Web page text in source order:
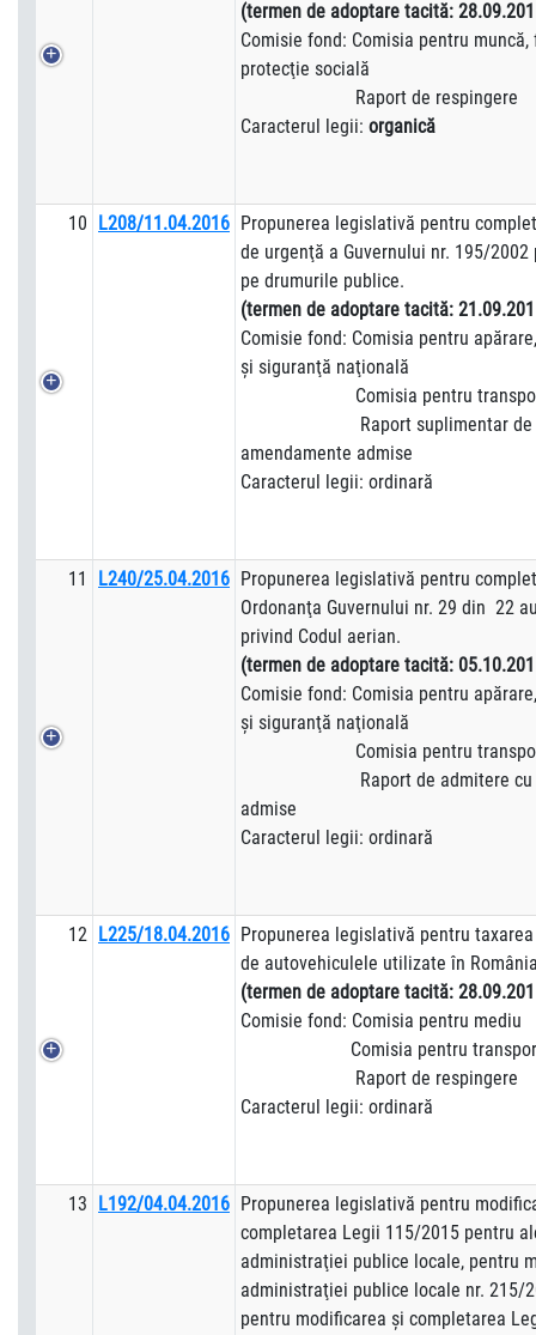
(termen de adoptare tacită:
Comisie fond: Comisia pentru
protecţie socială
Raport de respingere
Caracterul legii: organică
10 L208/11.04.2016 Propunerea legislativă pentru
de urgenţă a Guvernului nr. 195/
pe drumurile publice.
(termen de adoptare tacită:
Comisie fond: Comisia pentru
şi siguranţă naţională
Comisia pentru
Raport suplimentar de
amendamente admise
Caracterul legii: ordinară
11 L240/25.04.2016 Propunerea legislativă pentru
Ordonanţa Guvernului nr. 29 din 22
privind Codul aerian.
(termen de adoptare tacită:
Comisie fond: Comisia pentru
şi siguranţă naţională
Comisia pentru
Raport de admitere cu
admise
Caracterul legii: ordinară
12 L225/18.04.2016 Propunerea legislativă pentru
de autovehiculele utilizate în
(termen de adoptare tacită:
Comisie fond: Comisia pentru mediu
Comisia pentru
Raport de respingere
Caracterul legii: ordinară
13 L192/04.04.2016 Propunerea legislativă pentru
completarea Legii 115/2015 pentru
administraţiei publice locale, pentru
administraţiei publice locale nr. 215/
pentru modificarea şi completarea